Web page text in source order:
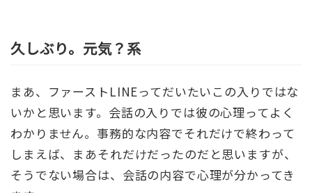
久しぶり。元気？系
まあ、ファーストLINEってだいたいこの入りではな
いかと思います。会話の入りでは彼の心理ってよく
わかりません。事務的な内容でそれだけで終わって
しまえば、まあそれだけだったのだと思いますが、
そうでない場合は、会話の内容で心理が分かってき